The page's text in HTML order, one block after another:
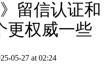
留信认证和
更权威一些
05-27 at 02:24